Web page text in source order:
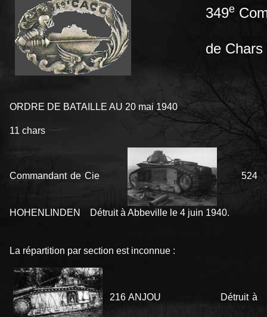
349e
de
ORDRE DE BATAILLE AU 20 mai 1940
11 chars
Commandant de Cie 524
HOHENLINDEN Détruit à Abbeville le 4 juin 1940.
La répartition par section est inconnue :
216 ANJOU Détruit à